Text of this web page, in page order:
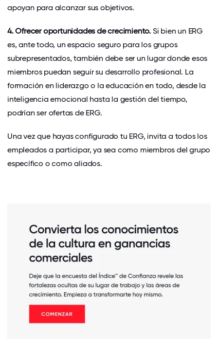
apoyan para alcanzar sus objetivos.
4. Ofrecer oportunidades de crecimiento. Si bien un ERG
es, ante todo, un espacio seguro para los grupos
subrepresentados, también debe ser un lugar donde esos
miembros puedan seguir su desarrollo profesional. La
formación en liderazgo o la educación en todo, desde la
inteligencia emocional hasta la gestión del tiempo,
podrían ser ofertas de ERG.
Una vez que hayas configurado tu ERG, invita a todos los
empleados a participar, ya sea como miembros del grupo
específico o como aliados.